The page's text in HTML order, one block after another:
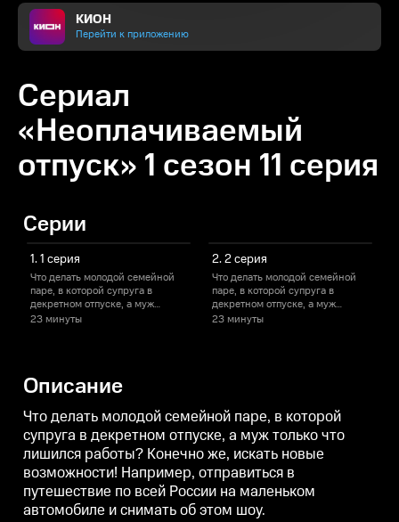
КИОН
Перейти к приложению
Сериал
«Неоплачиваемый
отпуск» 1 сезон 11 серия
Серии
1. 1 серия
Что делать молодой семейной
паре, в которой супруга в
декретном отпуске, а муж
только что лишился работы?
автомобиле и снимать об этом
шоу.
23 минуты
2. 2 серия
Что делать молодой семейной
паре, в которой супруга в
декретном отпуске, а муж
только что лишился работы?
23 минуты
Описание
Что делать молодой семейной паре, в которой
супруга в декретном отпуске, а муж только что
лишился работы? Конечно же, искать новые
возможности! Например, отправиться в
путешествие по всей России на маленьком
автомобиле и снимать об этом шоу.